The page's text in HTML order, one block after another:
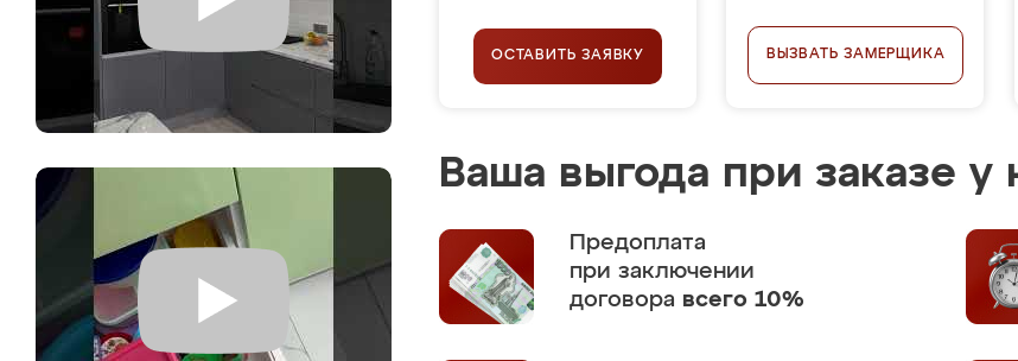
ОСТАВИТЬ ЗАЯВКУ ВЫЗВАТЬ ЗАМЕРЩИКА
Ваша выгода при заказе у
Предоплата
при заключении
договора всего 10%